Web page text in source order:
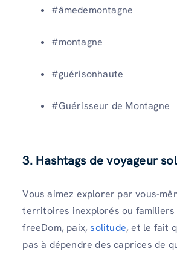
#âmedemontagne
#montagne
#guérisonhaute
#Guérisseur de Montagne
3. Hashtags de voyageur
Vous aimez explorer par vous-
territoires inexplorés ou familiers
freeDom, paix,solitude, et le fait
pas à dépendre des caprices de